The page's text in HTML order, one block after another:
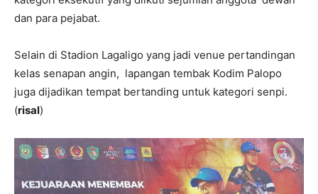
dan para pejabat.
Selain di Stadion Lagaligo yang jadi venue pertandingan
kelas senapan angin, lapangan tembak Kodim Palopo
juga dijadikan tempat bertanding untuk kategori senpi.
(risal)